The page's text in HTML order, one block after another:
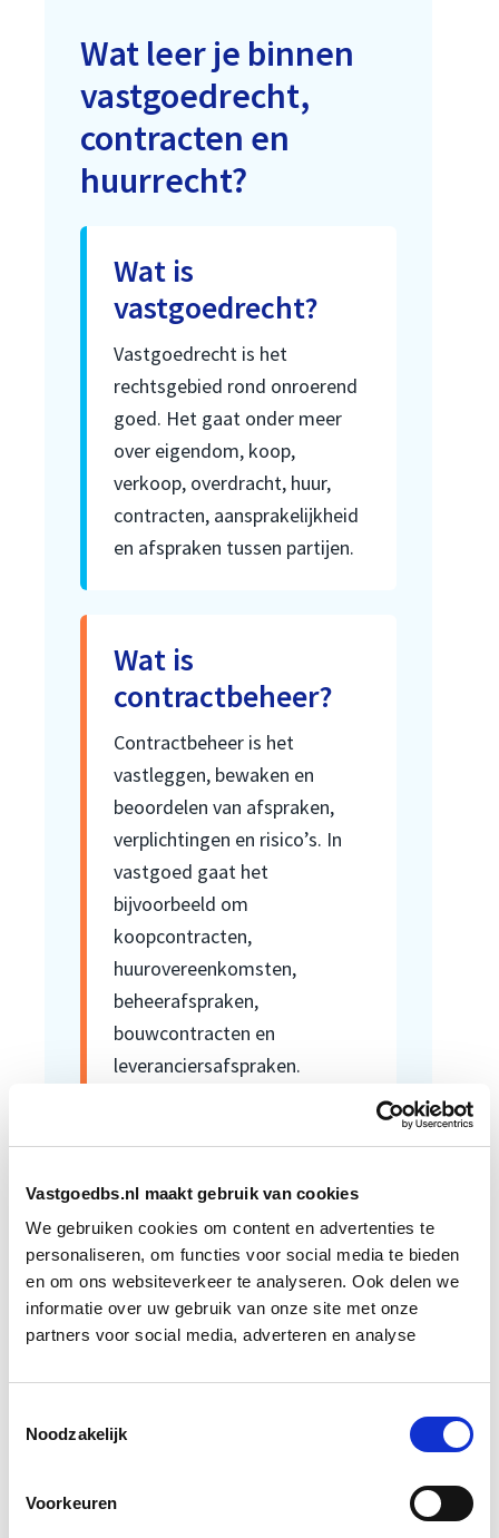
Vastgoedbs.nl maakt gebruik van cookies
We gebruiken cookies om content en advertenties te
personaliseren, om functies voor social media te bieden
en om ons websiteverkeer te analyseren. Ook delen we
informatie over uw gebruik van onze site met onze
partners voor social media, adverteren en analyse
Noodzakelijk
Voorkeuren
Wat leer je binnen
vastgoedrecht,
contracten en
huurrecht?
Wat is
vastgoedrecht?
Vastgoedrecht is het
rechtsgebied rond onroerend
goed. Het gaat onder meer
over eigendom, koop,
verkoop, overdracht, huur,
contracten, aansprakelijkheid
en afspraken tussen partijen.
Wat is
contractbeheer?
Contractbeheer is het
vastleggen, bewaken en
beoordelen van afspraken,
verplichtingen en risico’s. In
vastgoed gaat het
bijvoorbeeld om
koopcontracten,
huurovereenkomsten,
beheerafspraken,
bouwcontracten en
leveranciersafspraken.
Wat is huurrecht?
Huurrecht gaat over de
rechten en plichten van
huurders en verhuurders.
Binnen vastgoed gaat het
bedrijfsruimte, huurprijzen,
opzegging en